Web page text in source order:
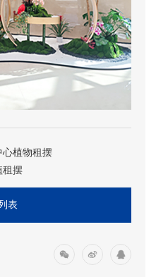
心植物租摆
租摆
表